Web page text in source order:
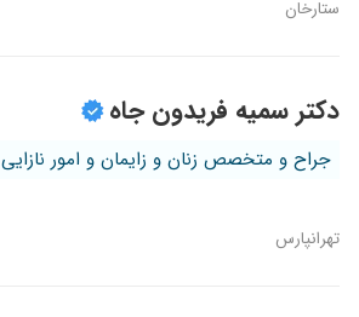
ستارخان
دکتر سمیه فریدون جاه
جراح و متخصص زنان و زایمان و امور نازایی
تهرانپارس